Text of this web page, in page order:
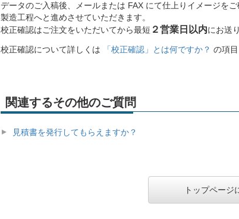
データのご入稿後、メールまたは FAX にて仕上りイメージを
製造工程へと進めさせていただきます。
校正確認はご注文をいただいてから最短 ２営業日以内にお送
校正確認について詳しくは 「校正確認」とは何ですか？ の項
関連するその他のご質問
見積書を発行してもらえますか？
トップページ